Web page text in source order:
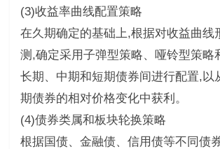
(3)收益率曲线配置策略
在久期确定的基础上,根据对收益曲线
测,确定采用子弹型策略、哑铃型策略
长期、中期和短期债券间进行配置,以
期债券的相对价格变化中获利。
(4)债券类属和板块轮换策略
根据国债、金融债、信用债等不同债